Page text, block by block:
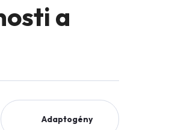
a
Adaptogény